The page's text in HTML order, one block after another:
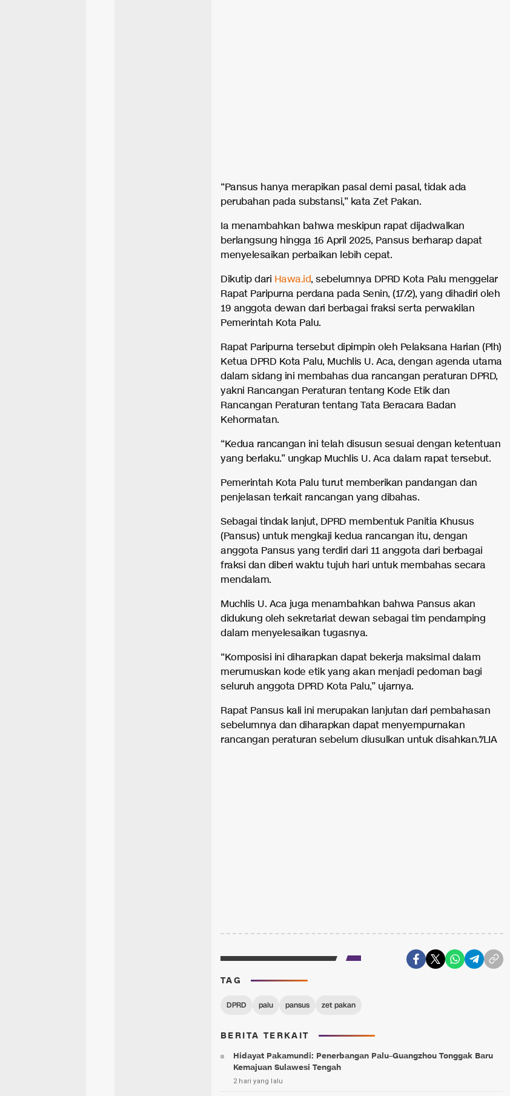
“Pansus hanya merapikan pasal demi pasal, tidak ada
perubahan pada substansi,” kata Zet Pakan.
Ia menambahkan bahwa meskipun rapat dijadwalkan
berlangsung hingga 16 April 2025, Pansus berharap dapat
menyelesaikan perbaikan lebih cepat.
Dikutip dari Hawa.id, sebelumnya DPRD Kota Palu menggelar
Rapat Paripurna perdana pada Senin, (17/2), yang dihadiri oleh
19 anggota dewan dari berbagai fraksi serta perwakilan
Pemerintah Kota Palu.
Rapat Paripurna tersebut dipimpin oleh Pelaksana Harian (Plh)
Ketua DPRD Kota Palu, Muchlis U. Aca, dengan agenda utama
dalam sidang ini membahas dua rancangan peraturan DPRD,
yakni Rancangan Peraturan tentang Kode Etik dan
Rancangan Peraturan tentang Tata Beracara Badan
Kehormatan.
“Kedua rancangan ini telah disusun sesuai dengan ketentuan
yang berlaku.” ungkap Muchlis U. Aca dalam rapat tersebut.
Pemerintah Kota Palu turut memberikan pandangan dan
penjelasan terkait rancangan yang dibahas.
Sebagai tindak lanjut, DPRD membentuk Panitia Khusus
(Pansus) untuk mengkaji kedua rancangan itu, dengan
anggota Pansus yang terdiri dari 11 anggota dari berbagai
fraksi dan diberi waktu tujuh hari untuk membahas secara
mendalam.
Muchlis U. Aca juga menambahkan bahwa Pansus akan
didukung oleh sekretariat dewan sebagai tim pendamping
dalam menyelesaikan tugasnya.
“Komposisi ini diharapkan dapat bekerja maksimal dalam
merumuskan kode etik yang akan menjadi pedoman bagi
seluruh anggota DPRD Kota Palu,” ujarnya.
Rapat Pansus kali ini merupakan lanjutan dari pembahasan
sebelumnya dan diharapkan dapat menyempurnakan
rancangan peraturan sebelum diusulkan untuk disahkan.*/LIA
TAG
DPRD palu pansus zet pakan
BERITA TERKAIT
Hidayat Pakamundi: Penerbangan Palu–Guangzhou Tonggak Baru
Kemajuan Sulawesi Tengah
2 hari yang lalu